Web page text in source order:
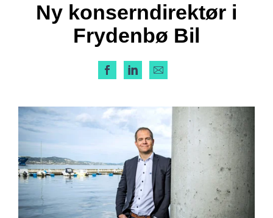
Ny konserndirektør i
Frydenbø Bil